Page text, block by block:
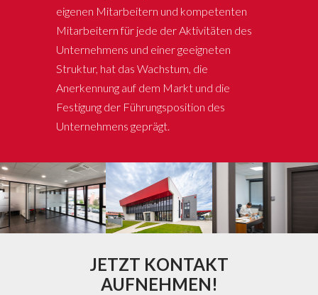
eigenen Mitarbeitern und kompetenten
Mitarbeitern für jede der Aktivitäten des
Unternehmens und einer geeigneten
Struktur, hat das Wachstum, die
Anerkennung auf dem Markt und die
Festigung der Führungsposition des
Unternehmens geprägt.
JETZT KONTAKT
AUFNEHMEN!